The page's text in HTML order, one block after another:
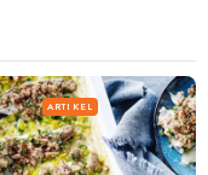
ARTIKEL